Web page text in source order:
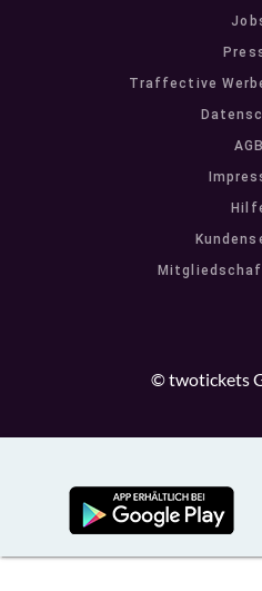
Traffective
AGB
© twotickets